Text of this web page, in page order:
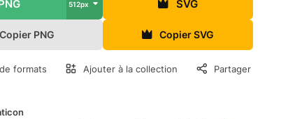
512px SVG
Copier PNG Copier SVG
formats Ajouter à la collection Partager